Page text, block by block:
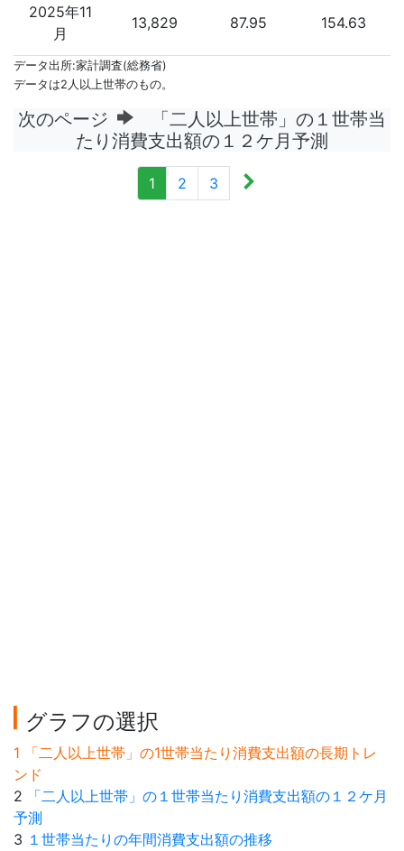
2025年11
月
13,829 87.95 154.63
データ出所:家計調査(総務省)
データは2人以上世帯のもの。
次のページ
「二人以上世帯」の１世帯当
たり消費支出額の１２ケ月予測
1 2 3
グラフの選択
1 「二人以上世帯」の1世帯当たり消費支出額の長期トレ
ンド
2
「二人以上世帯」の１世帯当たり消費支出額の１２ケ月
予測
3 １世帯当たりの年間消費支出額の推移